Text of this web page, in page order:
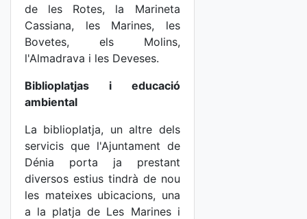
de les Rotes, la Marineta
Cassiana, les Marines, les
Bovetes, els Molins,
l'Almadrava i les Deveses.
Biblioplatjas i educació
ambiental
La biblioplatja, un altre dels
servicis que l'Ajuntament de
Dénia porta ja prestant
diversos estius tindrà de nou
les mateixes ubicacions, una
a la platja de Les Marines i